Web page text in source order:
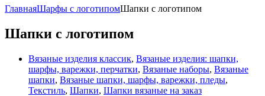
ГлавнаяШарфы с логотипомШапки с логотипом
Шапки с логотипом
Вязаные изделия классик, Вязаные изделия: шапки,
шарфы, варежки, перчатки, Вязаные наборы, Вязаные
шапки, Вязаные шапки, шарфы, варежки, пледы,
Текстиль, Шапки, Шапки вязаные на заказ